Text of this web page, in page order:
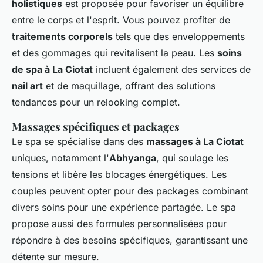
holistiques est proposée pour favoriser un équilibre
entre le corps et l'esprit. Vous pouvez profiter de
traitements corporels tels que des enveloppements
et des gommages qui revitalisent la peau. Les soins
de spa à La Ciotat incluent également des services de
nail art et de maquillage, offrant des solutions
tendances pour un relooking complet.
Massages spécifiques et packages
Le spa se spécialise dans des massages à La Ciotat
uniques, notamment l'Abhyanga, qui soulage les
tensions et libère les blocages énergétiques. Les
couples peuvent opter pour des packages combinant
divers soins pour une expérience partagée. Le spa
propose aussi des formules personnalisées pour
répondre à des besoins spécifiques, garantissant une
détente sur mesure.